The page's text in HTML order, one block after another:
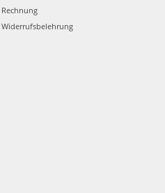
Rechnung
Widerrufsbelehrung